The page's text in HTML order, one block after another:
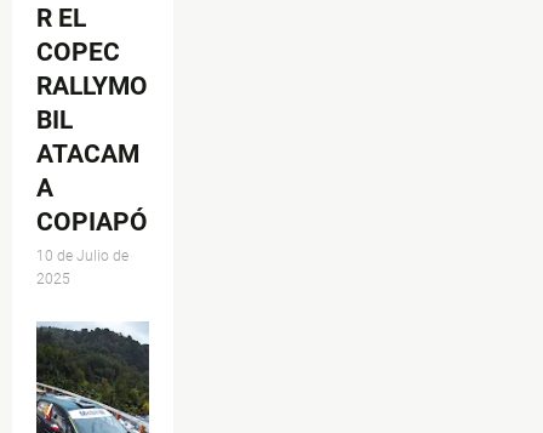
R EL
COPEC
RALLYMO
BIL
ATACAM
A
COPIAPÓ
10 de Julio de
2025